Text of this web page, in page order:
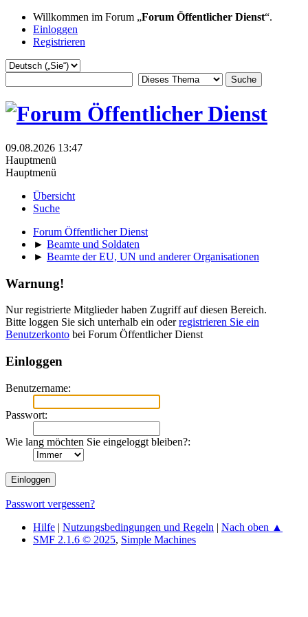
Willkommen im Forum „Forum Öffentlicher Dienst“.
Einloggen
Registrieren
09.08.2026 13:47
Hauptmenü
Hauptmenü
Übersicht
Suche
Forum Öffentlicher Dienst
► Beamte und Soldaten
► Beamte der EU, UN und anderer Organisationen
Warnung!
Nur registrierte Mitglieder haben Zugriff auf diesen Bereich.
Bitte loggen Sie sich unterhalb ein oderregistrieren Sie ein
Benutzerkonto bei Forum Öffentlicher Dienst
Einloggen
Benutzername:
Passwort:
Wie lang möchten Sie eingeloggt bleiben?:
Passwort vergessen?
Hilfe | Nutzungsbedingungen und Regeln | Nach oben ▲
SMF 2.1.6 © 2025, Simple Machines